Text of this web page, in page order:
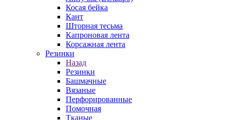
Косая бейка
Кант
Шторная тесьма
Капроновая лента
Корсажная лента
Резинки
Назад
Резинки
Башмачные
Вязаные
Перфорированные
Помочная
Тканые